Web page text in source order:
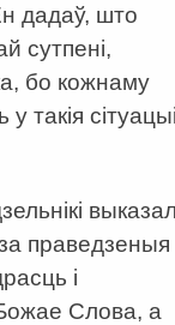
дадаў, што
сутпені,
бо кожнаму
такія
праведзеныя
і
Слова, а